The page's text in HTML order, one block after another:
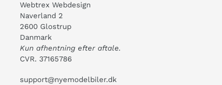
Webtrex Webdesign
Naverland 2
2600 Glostrup
Danmark
Kun afhentning efter aftale.
CVR. 37165786
support@nyemodelbiler.dk